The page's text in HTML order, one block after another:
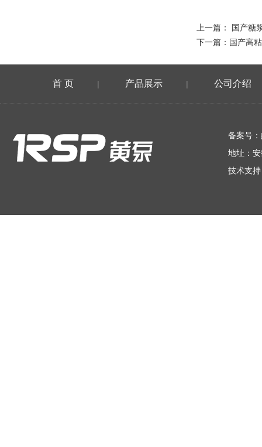
上一篇：
国产糖
下一篇： 国产高
首 页 | 产品展示 | 公司介绍
备案号：
地址：
技术支